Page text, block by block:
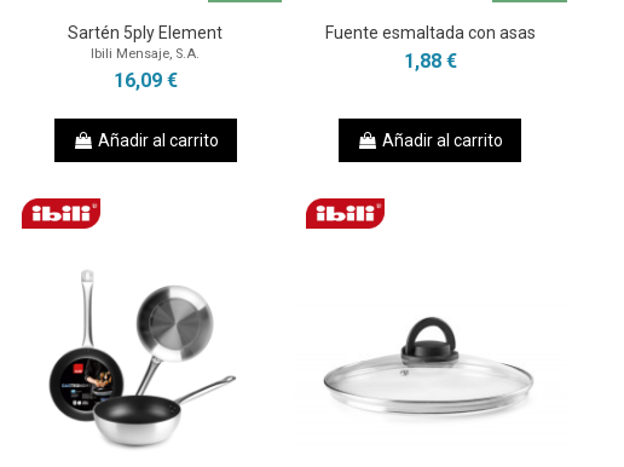
Sartén 5ply Element
Ibili Mensaje, S.A.
16,09 €
Añadir al carrito
Fuente esmaltada con asas
1,88 €
Añadir al carrito